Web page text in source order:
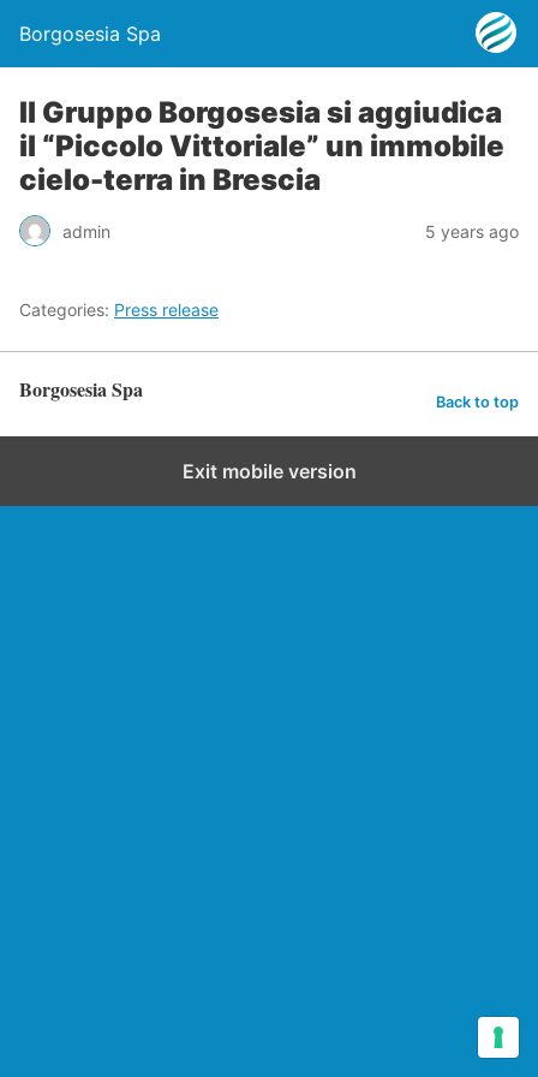
Borgosesia Spa
Il Gruppo Borgosesia si aggiudica
il “Piccolo Vittoriale” un immobile
cielo-terra in Brescia
admin 5 years ago
Categories: Press release
Borgosesia Spa Back to top
Exit mobile version